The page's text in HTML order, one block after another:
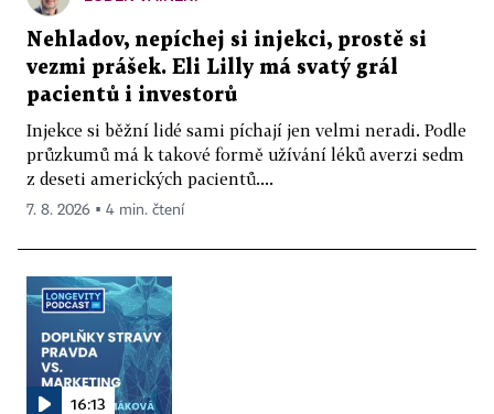
Nehladov, nepíchej si injekci, prostě si
vezmi prášek. Eli Lilly má svatý grál
pacientů i investorů
Injekce si běžní lidé sami píchají jen velmi neradi. Podle
průzkumů má k takové formě užívání léků averzi sedm
z deseti amerických pacientů....
7. 8. 2026 ▪ 4 min. čtení
16:13